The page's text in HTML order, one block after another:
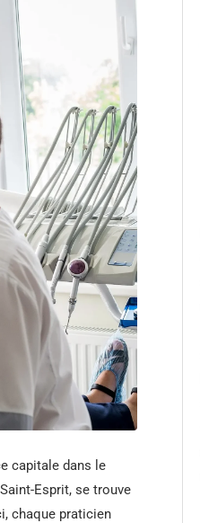
capitale dans le
Esprit, se trouve
chaque praticien